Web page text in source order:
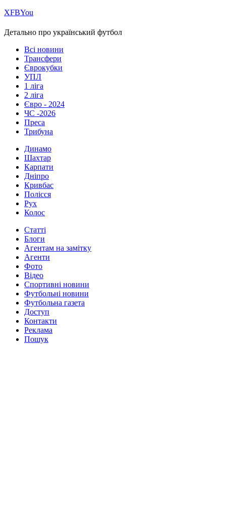
ХFBYou
Детально про український футбол
Всі новини
Трансфери
Єврокубки
УПЛ
1 ліга
2 ліга
Євро - 2024
ЧС -2026
Преса
Трибуна
Динамо
Шахтар
Карпати
Дніпро
Кривбас
Полісся
Рух
Колос
Статті
Блоги
Агентам на замітку
Агенти
Фото
Відео
Спортивні новини
Футбольні новини
Футбольна газета
Доступ
Контакти
Реклама
Пошук